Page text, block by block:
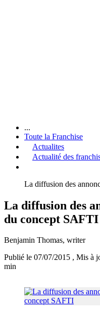
...
Toute la Franchise
Actualites
Actualité des
La diffusion des
La diffusion des
du concept SAFTI
Benjamin Thomas, writer
Publié le 07/07/2015 , Mis à
min